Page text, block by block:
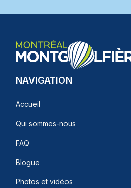
NAVIGATION
Accueil
Qui sommes-nous
FAQ
Blogue
Photos et vidéos